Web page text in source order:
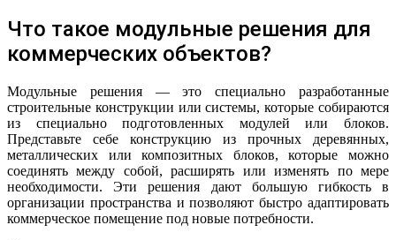
Что такое модульные решения для
коммерческих объектов?
Модульные решения — это специально разработанные
строительные конструкции или системы, которые собираются
из специально подготовленных модулей или блоков.
Представьте себе конструкцию из прочных деревянных,
металлических или композитных блоков, которые можно
соединять между собой, расширять или изменять по мере
необходимости. Эти решения дают большую гибкость в
организации пространства и позволяют быстро адаптировать
коммерческое помещение под новые потребности.